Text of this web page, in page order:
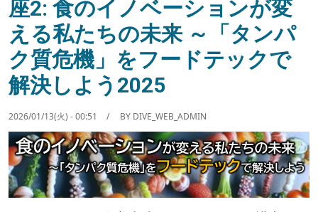
座2: 食のイノベーションが変
える私たちの未来 ～「タンパ
ク質危機」をフードテックで
解決しよう2025
2026/01/13(火) - 00:51 BY DIVE_WEB_ADMIN